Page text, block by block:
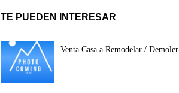
TE PUEDEN INTERESAR
Venta Casa a Remodelar / Demoler